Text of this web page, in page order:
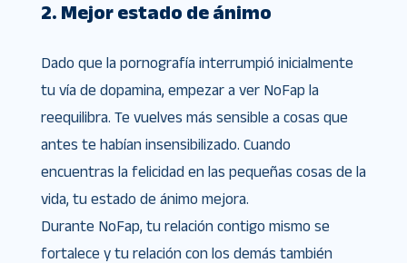
2. Mejor estado de ánimo
Dado que la pornografía interrumpió inicialmente
tu vía de dopamina, empezar a ver NoFap la
reequilibra. Te vuelves más sensible a cosas que
antes te habían insensibilizado. Cuando
encuentras la felicidad en las pequeñas cosas de la
vida, tu estado de ánimo mejora.
Durante NoFap, tu relación contigo mismo se
fortalece y tu relación con los demás también